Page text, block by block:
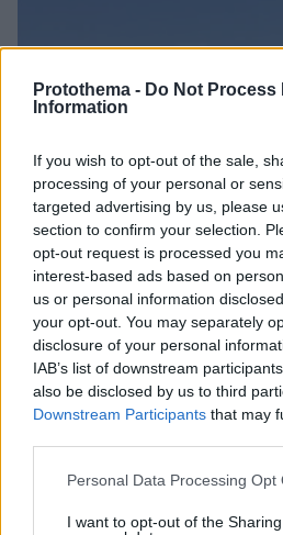
Protothema - Do Not Process
Information
If you wish to opt-out of the sale,
processing of your personal or
targeted advertising by us, please
section to confirm your selection.
opt-out request is processed you
interest-based ads based on
us or personal information
your opt-out. You may separately
disclosure of your personal
IAB’s list of downstream
also be disclosed by us to third
Downstream Participants that may
Please note that this website/app
not limited to your visit or usage
Personal Data Processing Opt
I want to opt-out of the
Πώς έγινε η τραγωδία με
Μάλια: Βούτηξε για να
πνίγηκε, τα παιδιά φώναζαν
06.08.2026, 21:23
Γιατί δεν έσωσα το κουτάβι: Ο